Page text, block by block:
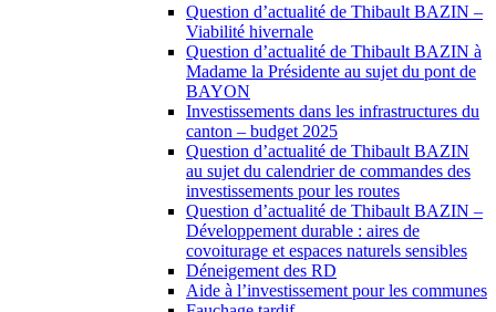
Question d’actualité de Thibault BAZIN –
Viabilité hivernale
Question d’actualité de Thibault BAZIN à
Madame la Présidente au sujet du pont de
BAYON
Investissements dans les infrastructures du
canton – budget 2025
Question d’actualité de Thibault BAZIN
au sujet du calendrier de commandes des
investissements pour les routes
Question d’actualité de Thibault BAZIN –
Développement durable : aires de
covoiturage et espaces naturels sensibles
Déneigement des RD
Aide à l’investissement pour les communes